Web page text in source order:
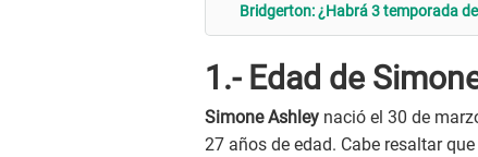
Bridgerton: ¿Habrá 3 temporada
1.- Edad de
Simone Ashley nació el 30 de
27 años de edad. Cabe resaltar